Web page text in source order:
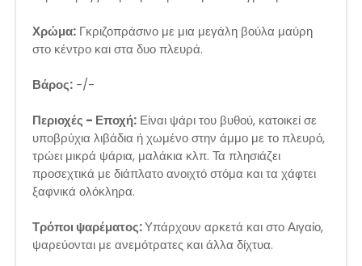
Χρώμα: Γκριζοπράσινο με μια μεγάλη βούλα μαύρη
στο κέντρο και στα δυο πλευρά.
Βάρος: -/-
Περιοχές - Εποχή: Είναι ψάρι του βυθού, κατοικεί σε
υποβρύχια λιβάδια ή χωμένο στην άμμο με το πλευρό,
τρώει μικρά ψάρια, μαλάκια κλπ. Τα πλησιάζει
προσεχτικά με διάπλατο ανοιχτό στόμα και τα χάφτει
ξαφνικά ολόκληρα.
Τρόποι ψαρέματος:Υπάρχουν αρκετά και στο Αιγαίο,
ψαρεύονται με ανεμότρατες και άλλα δίχτυα.